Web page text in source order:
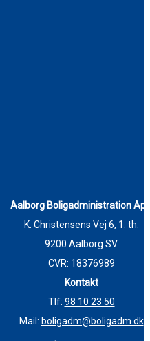
Aalborg Boligadministration
K. Christensens Vej 6, 1. th.
9200 Aalborg SV
CVR: 18376989
Kontakt
Tlf: 98 10 23 50
Mail: boligadm@boligadm.dk